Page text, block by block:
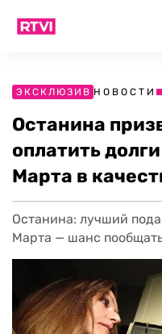
ЭКСКЛЮЗИВ НОВОСТИ
Останина
оплатить
Марта в
Останина: лучший
Марта — шанс